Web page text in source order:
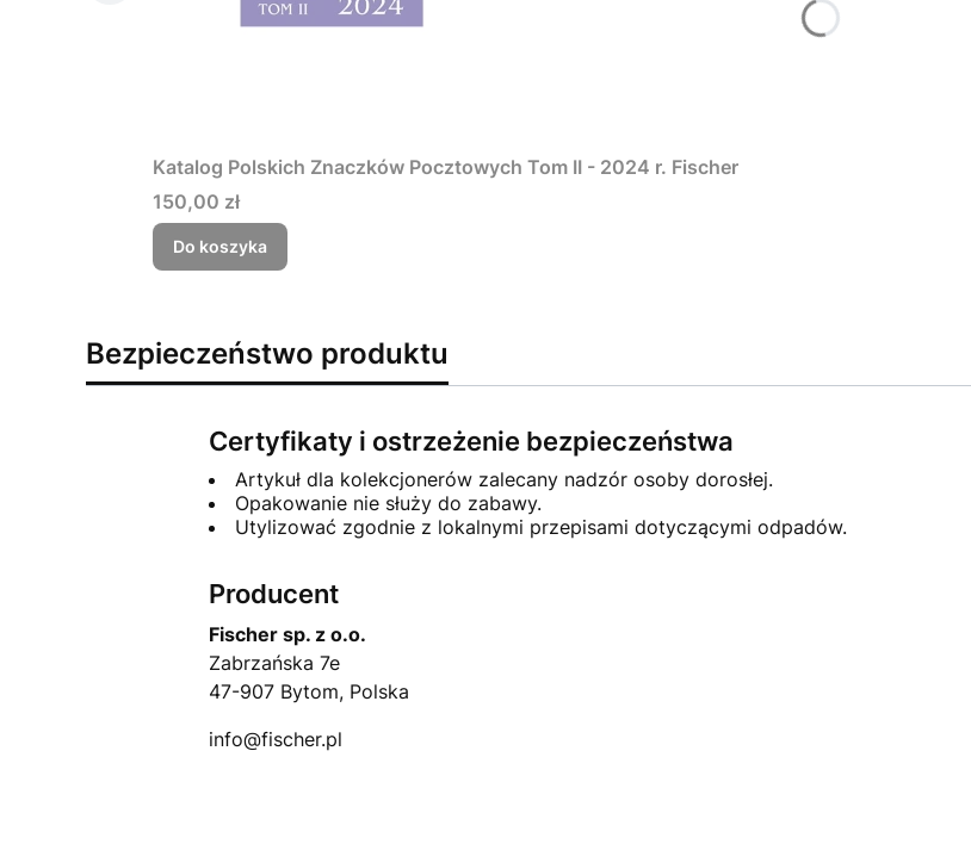
Katalog Polskich Znaczków Pocztowych Tom II - 2024 r. Fischer
Cena
150,00 zł
Do koszyka
Bezpieczeństwo produktu
Certyfikaty i ostrzeżenie bezpieczeństwa
Artykuł dla kolekcjonerów zalecany nadzór osoby dorosłej.
Opakowanie nie służy do zabawy.
Utylizować zgodnie z lokalnymi przepisami dotyczącymi odpadów.
Producent
Fischer sp. z o.o.
Zabrzańska 7e
47-907 Bytom, Polska
info@fischer.pl